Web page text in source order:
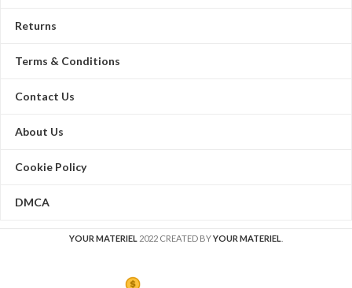
Returns
Terms & Conditions
Contact Us
About Us
Cookie Policy
DMCA
YOUR MATERIEL 2022 CREATED BYYOUR MATERIEL